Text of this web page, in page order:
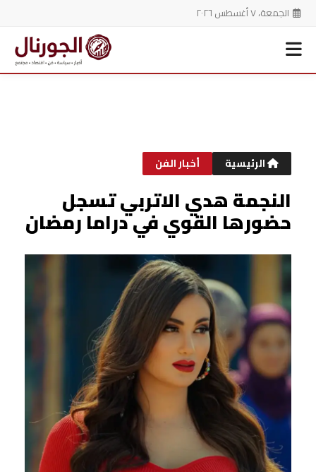
الجمعة، ٧ أغسطس ٢٠٢٦
الرئيسية أخبار الفن
النجمة هدي الاتربي تسجل
حضورها القوي في دراما رمضان